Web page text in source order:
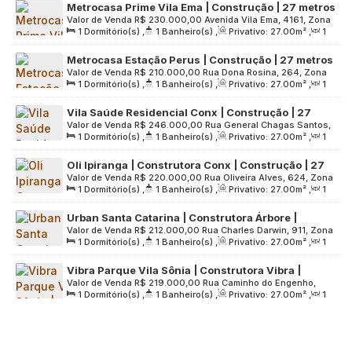
Metrocasa Prime Vila Ema | Construção | 27 metros
| 01 dormitório | office com varanda
R$ 230.000,00
Valor de Venda
Avenida Vila Ema, 4161, Zona
Leste, 03281-001, Vila Ema, São Paulo, São Paulo, Brasil
1 Dormitório(s) , 1 Banheiro(s) , Privativo: 27.00m² ,
1
Sala(s) , Útil: 27.00m²
Metrocasa Estação Perus | Construção | 27 metros
| 01 dormitório | office | com varanda | sem vaga
R$ 210.000,00
Valor de Venda
Rua Dona Rosina, 264, Zona
Oeste, 05202-120, Perus, São Paulo, São Paulo, Brasil
1 Dormitório(s) , 1 Banheiro(s) , Privativo: 27.00m² ,
1
Sala(s) , Útil: 27.00m²
Vila Saúde Residencial Conx | Construção | 27
Metros | 01 Dormitório | com Varanda | sem Vaga
R$ 246.000,00
Valor de Venda
Rua General Chagas Santos,
718, Zona Sul, 04146-051, Vila da Saúde, São Paulo, São
Paulo, Brasil
1 Dormitório(s) , 1 Banheiro(s) , Privativo: 27.00m² ,
1
Sala(s) , Útil: 27.00m² , Terreno: 2094.00m²
Oli Ipiranga | Construtora Conx | Construção | 27
Metros | 01 Suíte | com Varanda | sem Vaga
R$ 220.000,00
Valor de Venda
Rua Oliveira Alves, 624, Zona
Sul, 04210-061, Ipiranga, São Paulo, São Paulo, Brasil
1 Dormitório(s) , 1 Banheiro(s) , Privativo: 27.00m² ,
1
Sala(s) , 1 Suíte(s) , Útil: 27.00m² , Terreno: 1800.00m²
Urban Santa Catarina | Construtora Árbore |
Construção | 27 metros | 01 suíte | com varanda |
sem vaga
R$ 212.000,00
Valor de Venda
Rua Charles Darwin, 911, Zona
Sul, 04379-060, Vila Santa Catarina, São Paulo, São Paulo,
Brasil
1 Dormitório(s) , 1 Banheiro(s) , Privativo: 27.00m² ,
1
Sala(s) , 1 Suíte(s) , Útil: 27.00m² , Terreno: 1979.00m²
Vibra Parque Vila Sônia | Construtora Vibra |
Construção | 27 Metros | 01 Dormitório | com
Varanda | sem Vaga
R$ 219.000,00
Valor de Venda
Rua Caminho do Engenho,
584, Zona Oeste, 05524-000, Ferreira, São Paulo, São Paulo,
1 Dormitório(s) , 1 Banheiro(s) , Privativo: 27.00m² ,
1